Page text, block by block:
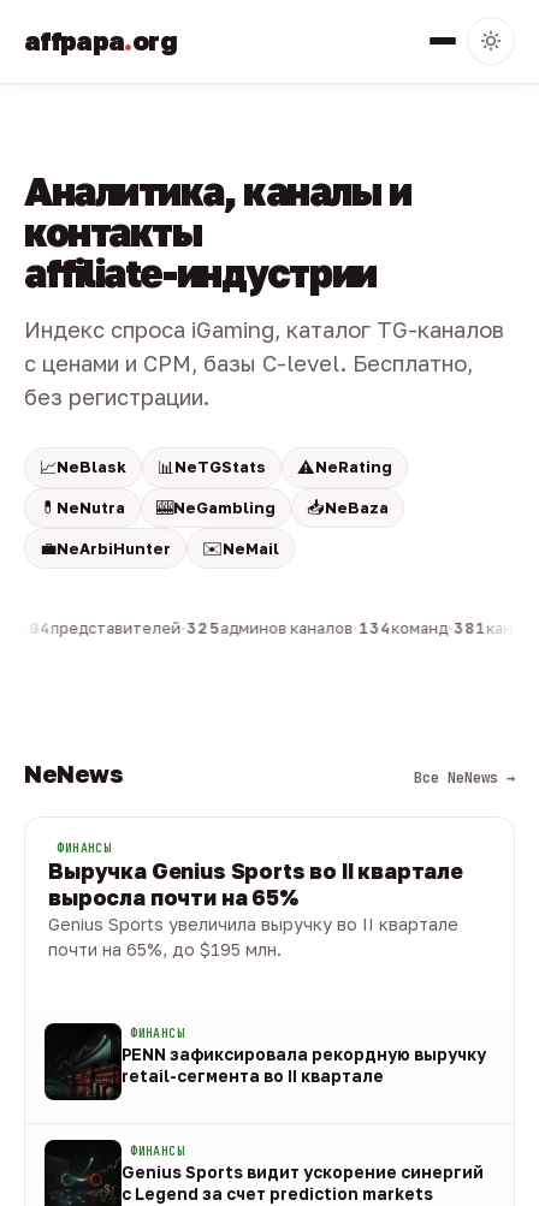
affpapa.org
Аналитика, каналы и
контакты
affiliate-индустрии
Индекс спроса iGaming, каталог TG-каналов
с ценами и CPM, базы C-level. Бесплатно,
без регистрации.
📈NeBlask 📊 NeTGStats ⚠️NeRating
💊 NeNutra 🎰NeGambling 📥NeBaza
💼NeArbiHunter ✉️NeMail
804представителей·325админов каналов·134команд·381
NeNews Все NeNews →
ФИНАНСЫ
Выручка Genius Sports во II квартале
выросла почти на 65%
Genius Sports увеличила выручку во II квартале
почти на 65%, до $195 млн.
ФИНАНСЫ
PENN зафиксировала рекордную выручку
retail-сегмента во II квартале
ФИНАНСЫ
Genius Sports видит ускорение синергий
с Legend за счет prediction markets